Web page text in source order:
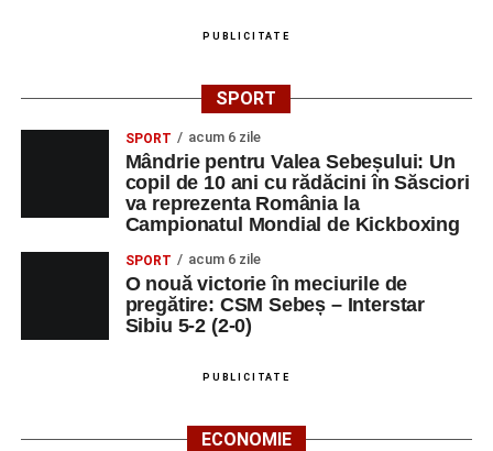
PUBLICITATE
SPORT
SPORT acum 6 zile
Mândrie pentru Valea Sebeșului: Un
copil de 10 ani cu rădăcini în Săsciori
va reprezenta România la
Campionatul Mondial de Kickboxing
SPORT acum 6 zile
O nouă victorie în meciurile de
pregătire: CSM Sebeș – Interstar
Sibiu 5-2 (2-0)
PUBLICITATE
ECONOMIE